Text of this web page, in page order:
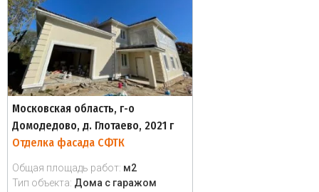
Московская область, г-о
Домодедово, д. Глотаево, 2021 г
Отделка фасада СФТК
Общая площадь работ: м2
Тип объекта: Дома с гаражом